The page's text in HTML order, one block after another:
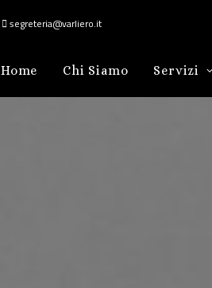
segreteria@varliero.it
Home Chi Siamo Servizi